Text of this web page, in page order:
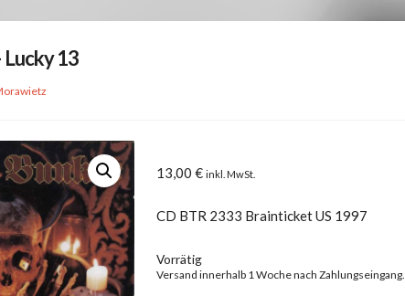
13
13,00€ inkl. MwSt.
CD BTR 2333 Brainticket US 1997
Vorrätig
Versand innerhalb 1 Woche nach Zahlungseingang.